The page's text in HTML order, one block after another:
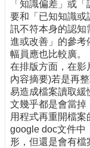
「知識偏差」或
要和「已知知識或
訊不符本身的認知
進或改善」的參考
幅員應也比較廣。
在排版方面，在影
內容摘要)若是再
易造成檔案讀取緩
文幾乎都是會當掉
用程式再重開檔案
google doc文件中
形，但還是會有檔